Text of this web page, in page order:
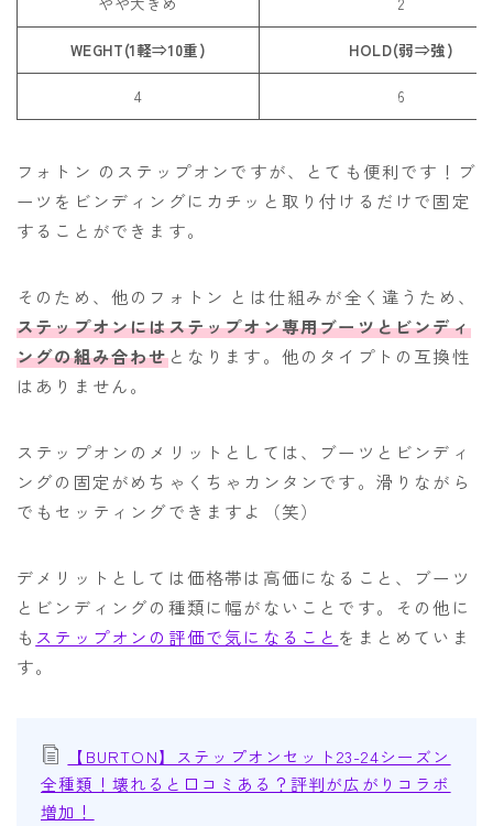
WEGHT(1軽⇒10重) HOLD(弱⇒強)
4 6
フォトン のステップオンですが、とても便利です！ブ
ーツをビンディングにカチッと取り付けるだけで固定
することができます。
そのため、他のフォトン とは仕組みが全く違うため、
ステップオンにはステップオン専用ブーツとビンディ
ングの組み合わせとなります。他のタイプトの互換性
はありません。
ステップオンのメリットとしては、ブーツとビンディ
ングの固定がめちゃくちゃカンタンです。滑りながら
でもセッティングできますよ（笑）
デメリットとしては価格帯は高価になること、ブーツ
とビンディングの種類に幅がないことです。その他に
も ステップオンの評価で気になること をまとめていま
す。
【BURTON】ステップオンセット23-24シーズン
全種類！壊れると口コミある？評判が広がりコラボ
増加！